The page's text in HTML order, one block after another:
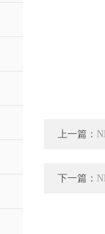
上一篇：
下一篇：